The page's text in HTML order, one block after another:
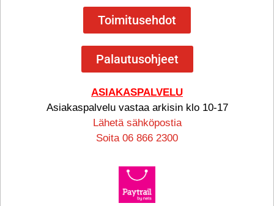
Toimitusehdot
Palautusohjeet
ASIAKASPALVELU
Asiakaspalvelu vastaa arkisin klo 10-17
Lähetä sähköpostia
Soita 06 866 2300